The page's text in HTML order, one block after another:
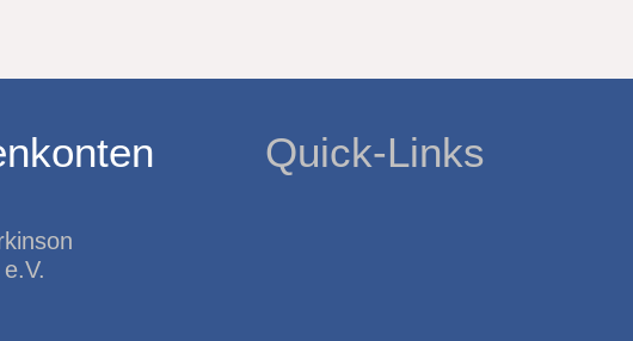
Quick-Links